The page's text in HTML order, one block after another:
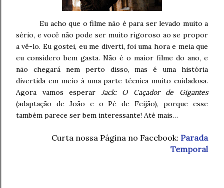
Eu acho que o filme não é para ser levado muito a
sério, e você não pode ser muito rigoroso ao se propor
a vê-lo. Eu gostei, eu me diverti, foi uma hora e meia que
eu considero bem gasta. Não é o maior filme do ano, e
não chegará nem perto disso, mas é uma história
divertida em meio à uma parte técnica muito cuidadosa.
Agora vamos esperar Jack: O Caçador de Gigantes
(adaptação de João e o Pé de Feijão), porque esse
também parece ser bem interessante! Até mais…
Curta nossa Página no Facebook: Parada
Temporal